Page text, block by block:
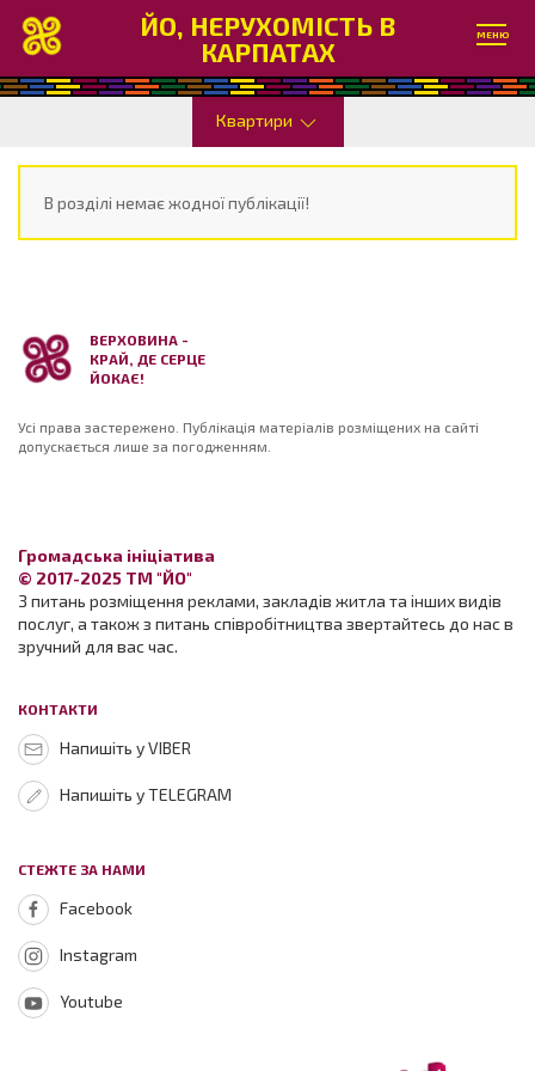
ЙО, НЕРУХОМІСТЬ В
КАРПАТАХ
МЕНЮ
Квартири
В розділі немає жодної публікації!
ВЕРХОВИНА -
КРАЙ, ДЕ СЕРЦЕ
ЙОКАЄ!
Усі права застережено. Публікація матеріалів розміщених на сайті
допускається лише за погодженням.
Громадська ініціатива
© 2017-2025 ТМ "ЙО"
З питань розміщення реклами, закладів житла та інших видів
послуг, а також з питань співробітництва звертайтесь до нас в
зручний для вас час.
КОНТАКТИ
Напишіть у VIBER
Напишіть у TELEGRAM
СТЕЖТЕ ЗА НАМИ
Facebook
Instagram
Youtube